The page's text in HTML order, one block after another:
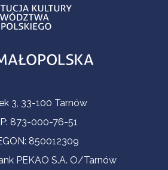
3, 33-100 Tarnów
873-000-76-51
850012309
PEKAO S.A. O/Tarnów